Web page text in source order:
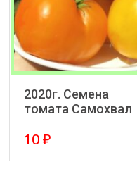
Добавить в корзину
2020г. Семена
томата Самохвал
10₽